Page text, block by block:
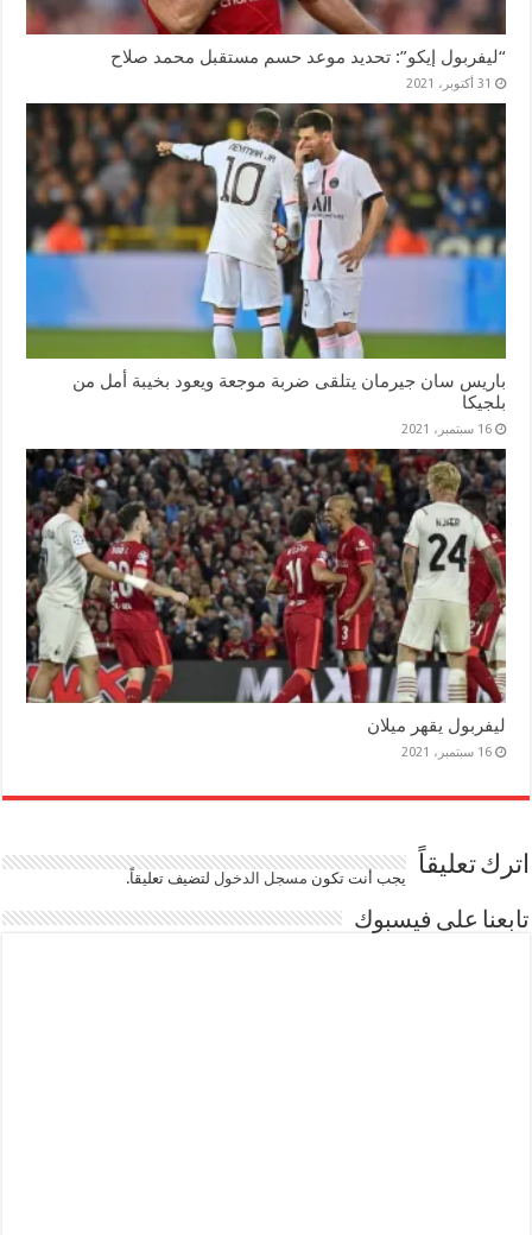
“ليفربول إيكو”: تحديد موعد حسم مستقبل محمد صلاح
31 أكتوبر، 2021
باريس سان جيرمان يتلقى ضربة موجعة ويعود بخيبة أمل من
بلجيكا
16 سبتمبر، 2021
ليفربول يقهر ميلان
16 سبتمبر، 2021
اترك تعليقاً يجب أنت تكون مسجل الدخوللتضيف تعليقاً.
تابعنا على فيسبوك